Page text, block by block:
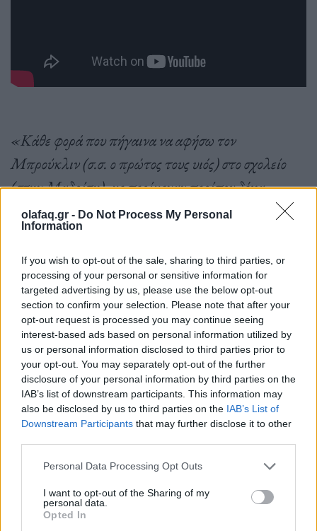
olafaq.gr - Do Not Process My Personal
Information
If you wish to opt-out of the sale, sharing to third parties, or
processing of your personal or sensitive information for
targeted advertising by us, please use the below opt-out
section to confirm your selection. Please note that after your
opt-out request is processed you may continue seeing
interest-based ads based on personal information utilized by
us or personal information disclosed to third parties prior to
your opt-out. You may separately opt-out of the further
disclosure of your personal information by third parties on the
IAB’s list of downstream participants. This information may
also be disclosed by us to third parties on the IAB’s List of
Downstream Participants that may further disclose it to other
Personal Data Processing Opt Outs
I want to opt-out of the Sharing of my
personal data.
Opted In
«Κάθε φορά που πήγαινα να αφήσω τον
Μπρούκλιν (σ.σ. ο πρώτος τους υιός) στο σχολείο
(στην Μαδρίτη), με περίμεναν περίπου δέκα
παπαράτσι. Η ισπανική τηλεόραση μετέδιδε
ζωντανά τις εικόνες»: θ
Ενώ η Βικτώρια προσθέτει: «Ηταν ένα πραγματικό
τσίρκο. Είναι αστείο όταν το τσίρκο έρχεται στην
πόλη. Εκτός κι εάν είσαι ένας από αυτούς».
Ο σκηνοθέτης βασίζεται στην μαρτυρία του αστέρα
του ποδοσφαίρου αλλά και σε αυτήν του πρώην
Spice Girl: «Πήρα συνέντευξη από τον Ντέιβιντ
για πάνω από σαράντα ώρες», εξηγεί ο Στίβενς και
συνεχίζει:«Η προετοιμασία μου πήρε αρκετές